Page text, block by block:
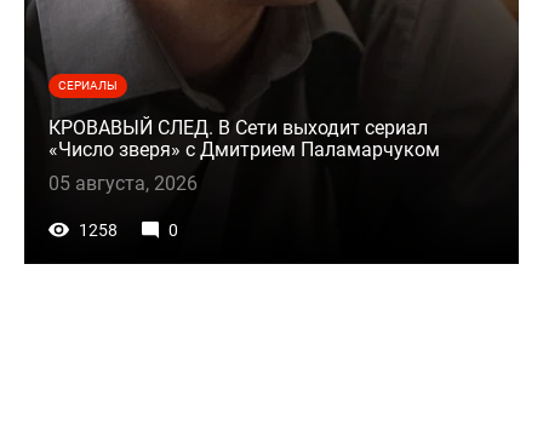
СЕРИАЛЫ
КРОВАВЫЙ СЛЕД. В Сети выходит сериал
«Число зверя» с Дмитрием Паламарчуком
05 августа, 2026
1258 0